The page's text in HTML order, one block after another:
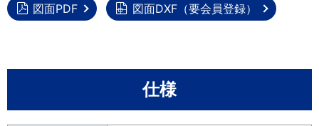
図面PDF 図面DXF（要会員登録）
仕様